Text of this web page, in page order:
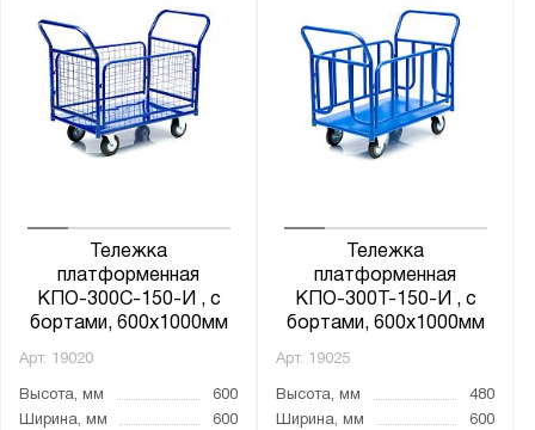
Тележка
платформенная
КПО-300С-150-И , с
бортами, 600х1000мм
Арт. 19020
Высота, мм
600
Ширина, мм
600
Тележка
платформенная
КПО-300Т-150-И , с
бортами, 600х1000мм
Арт. 19025
Высота, мм
480
Ширина, мм
600
600х900
600х1000
600х1200
650x1150
700x400
700х1000
700х1250
800x500